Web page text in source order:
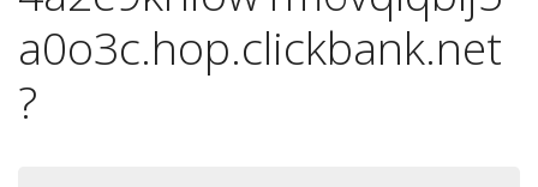
a0o3c.hop.clickbank.net
?